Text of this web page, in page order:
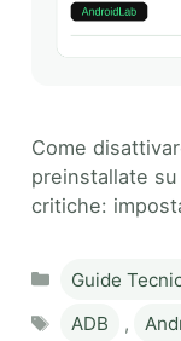
Come
preinstallate
critiche:
Categories
Guide
Tags
ADB ,